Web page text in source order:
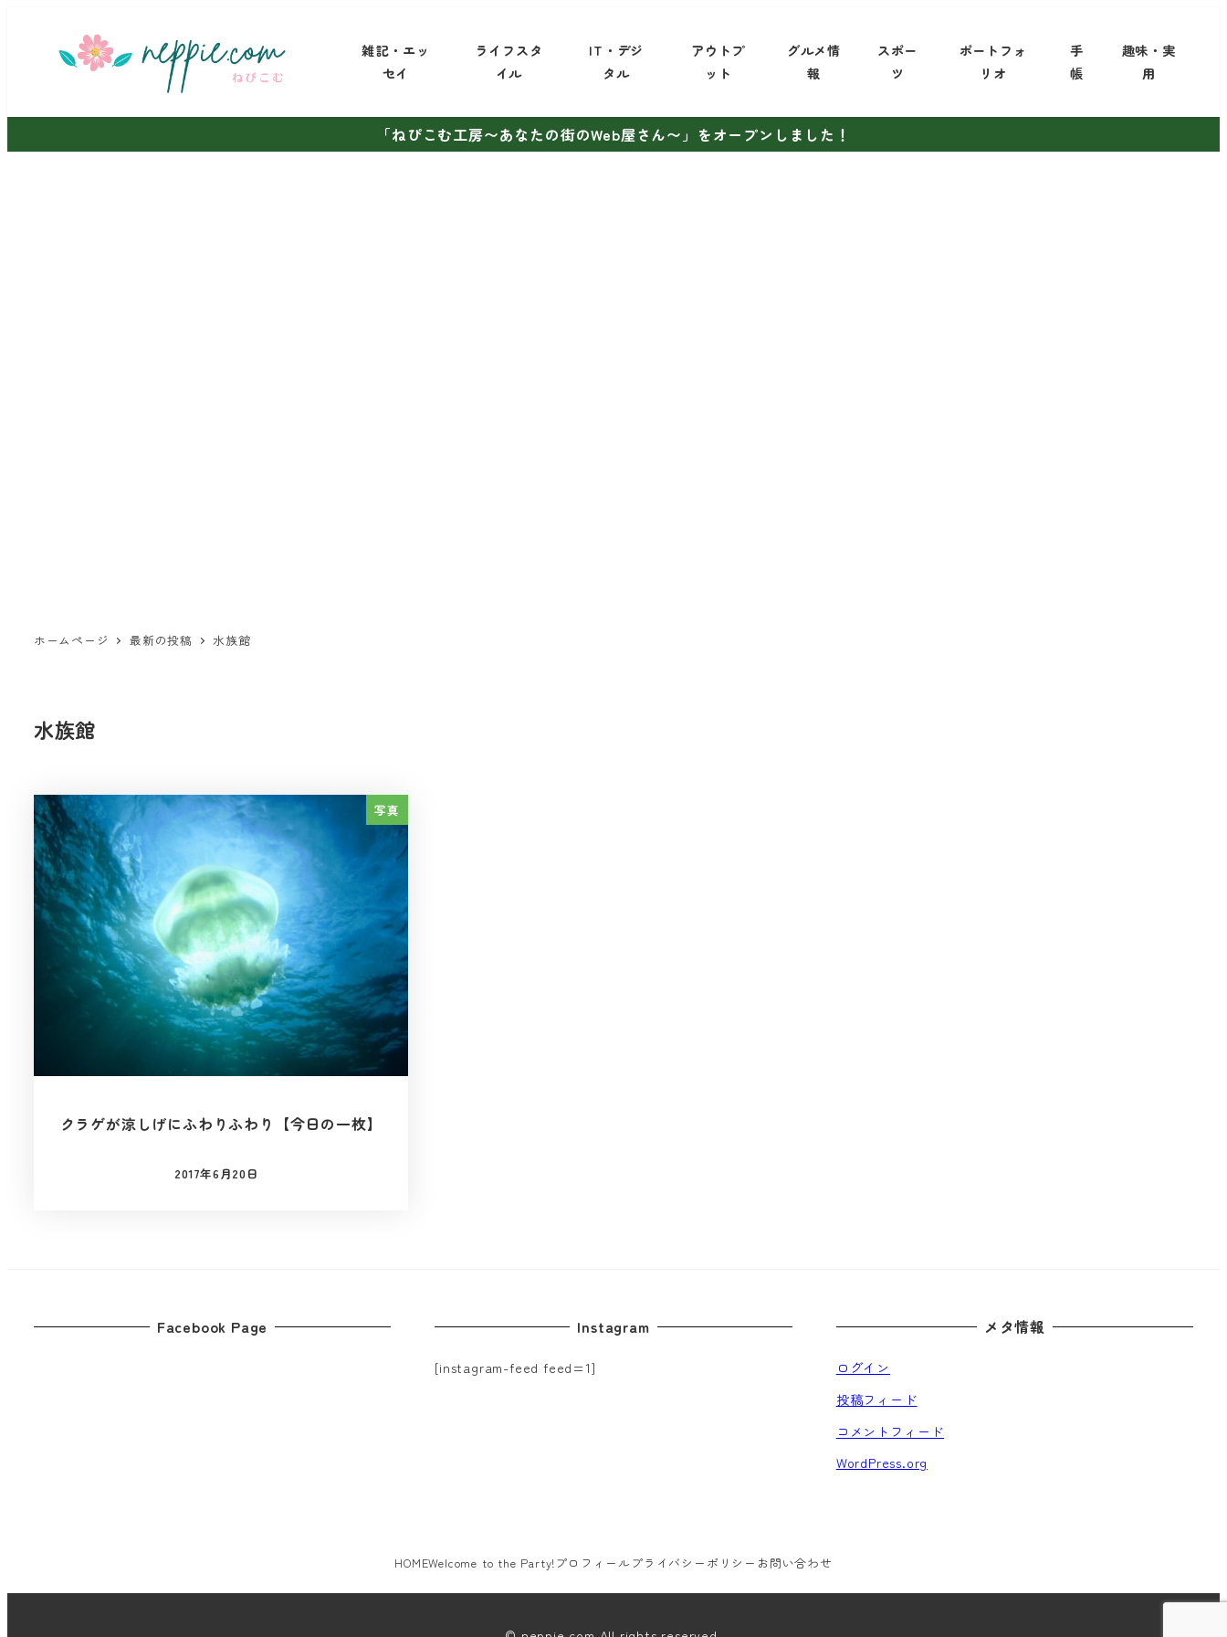
ン
テ
雑記・エッ
セイ
ライフスタ
イル
IT・デジ
タル
アウトプ
ット
グルメ情
報
スポー
ツ
ポートフォ
リオ
手
帳
趣味・実
用
「ねぴこむ工房〜あなたの街のWeb屋さん〜」をオープンしました！
ホームページ 最新の投稿 水族館
水族館
写真
クラゲが涼しげにふわりふわり【今日の一枚】
投稿日
2017年6月20日
Facebook Page Instagram
[instagram-feed feed=1]
メタ情報
ログイン
投稿フィード
コメントフィード
WordPress.org
HOMEWelcome to the Party! プロフィールプライバシーポリシー お問い合わせ